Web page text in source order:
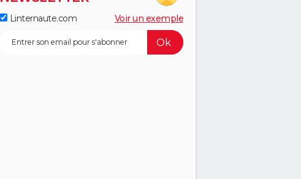
Linternaute.com Voir un exemple